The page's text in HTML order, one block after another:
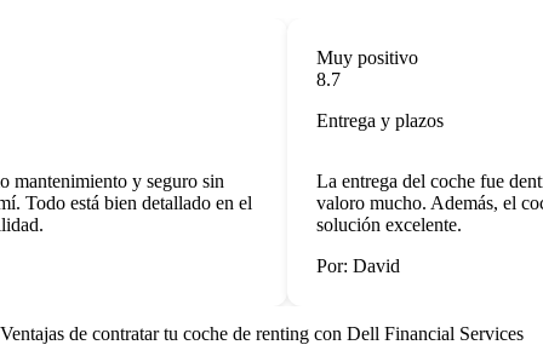
y seguro sin
Todo está bien detallado en el
Muy positivo
8.7
Entrega y plazos
La entrega del coche fue
valoro mucho. Además, el
solución excelente.
Por: David
Ventajas de contratar tu coche de renting con Dell Financial Services